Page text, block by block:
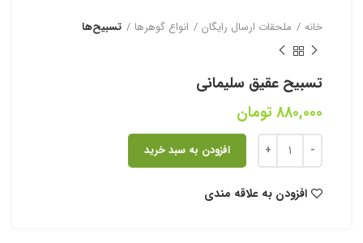
خانه ملحقات ارسال رایگان انواع گوهرها تسبیح‌ها
تسبیح عقیق سلیمانی
880,000تومان
افزودن به سبد خرید
افزودن به علاقه مندی